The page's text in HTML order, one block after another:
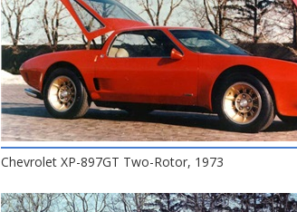
Chevrolet XP-897GT Two-Rotor, 1973